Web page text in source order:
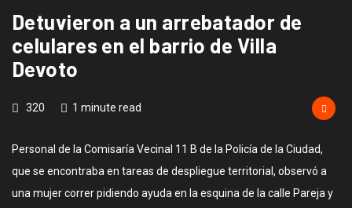
Detuvieron a un arrebatador de
celulares en el barrio de Villa
Devoto
320 1 minute read
Personal de la Comisaría Vecinal 11 B de la Policía de la Ciudad,
que se encontraba en tareas de despliegue territorial, observó a
una mujer correr pidiendo ayuda en la esquina de la calle Pareja y